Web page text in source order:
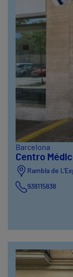
Barcelona
Centro
Rambla de
938115838